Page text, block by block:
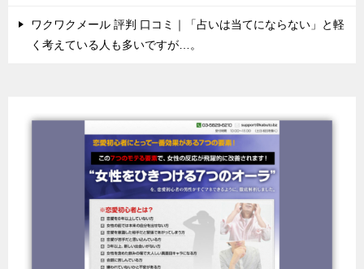
ワクワクメール 評判 口コミ｜「占いは当てにならない」と軽
く考えている人も多いですが…。